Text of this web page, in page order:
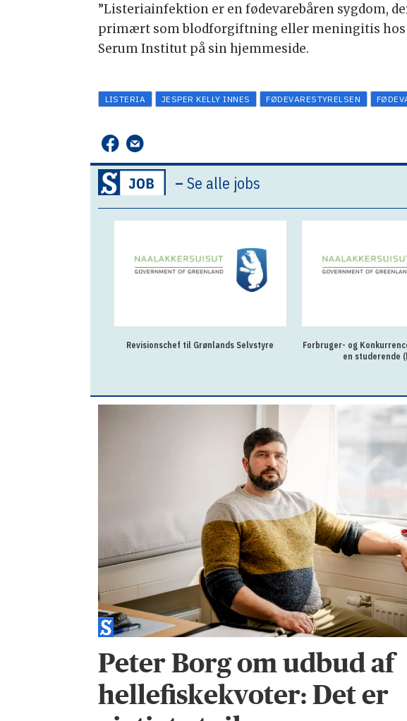
”Listeriainfektion er en fødevarebåren sygdom,
primært som blodforgiftning eller meningitis hos
Serum Institut på sin hjemmeside.
LISTERIA JESPER KELLY INNES FØDEVARESTYRELSEN
– Se alle jobs
Revisionschef til Grønlands Selvstyre
Forbruger- og
en studerende
Peter Borg om udbud af
hellefiskekvoter: Det er